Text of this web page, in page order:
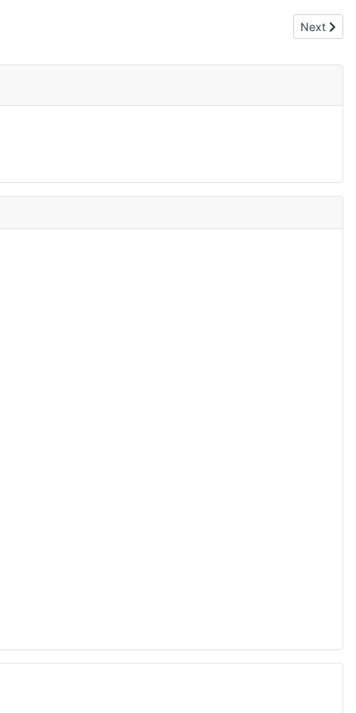
Next
Next